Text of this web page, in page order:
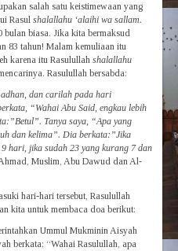
salah satu keistimewaan yang
Rasul shalallahu ‘alaihi wa sallam.
biasa. Jika kita bermaksud
83 tahun! Malam kemuliaan itu
karena itu Rasulullah shalallahu
Rasulullah bersabda:
dan carilah pada hari
“Wahai Abu Said, engkau lebih
Tanya saya, “Apa yang
dan kelima”. Dia berkata:”Jika
hari, jika sudah 23 yang kurang 7 dan
Muslim, Abu Dawud dan Al-
hari-hari tersebut, Rasulullah
kita untuk membaca doa berikut:
Ummul Mukminin Aisyah
berkata; “Wahai Rasulullah, apa